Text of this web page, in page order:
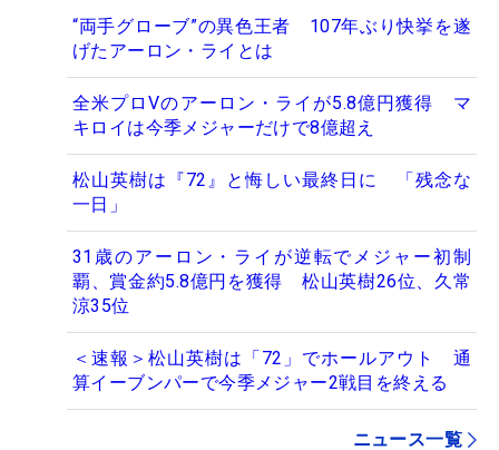
“両手グローブ”の異色王者 107年ぶり快挙を遂
げたアーロン・ライとは
全米プロVのアーロン・ライが5.8億円獲得 マ
キロイは今季メジャーだけで8億超え
松山英樹は『72』と悔しい最終日に 「残念な
一日」
31歳のアーロン・ライが逆転でメジャー初制
覇、賞金約5.8億円を獲得 松山英樹26位、久常
涼35位
＜速報＞松山英樹は「72」でホールアウト 通
算イーブンパーで今季メジャー2戦目を終える
ニュース一覧